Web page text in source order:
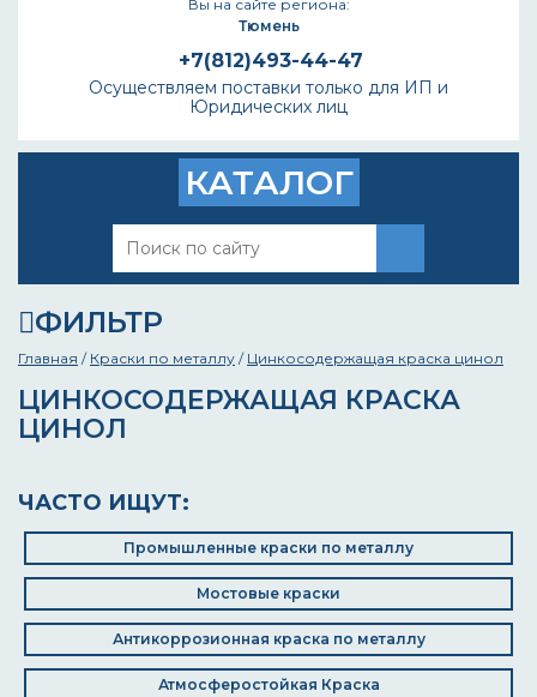
Вы на сайте региона:
Тюмень
+7(812)493-44-47
Осуществляем поставки только для ИП и
Юридических лиц
КАТАЛОГ
ФИЛЬТР
Главная / Краски по металлу / Цинкосодержащая краска цинол
ЦИНКОСОДЕРЖАЩАЯ КРАСКА
ЦИНОЛ
ЧАСТО ИЩУТ:
Промышленные краски по металлу
Мостовые краски
Антикоррозионная краска по металлу
Атмосферостойкая Краска